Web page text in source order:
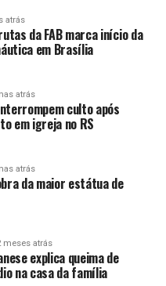
atrás
da FAB marca início da
em Brasília
atrás
culto após
em igreja no RS
atrás
da maior estátua de
meses atrás
explica queima de
na casa da família